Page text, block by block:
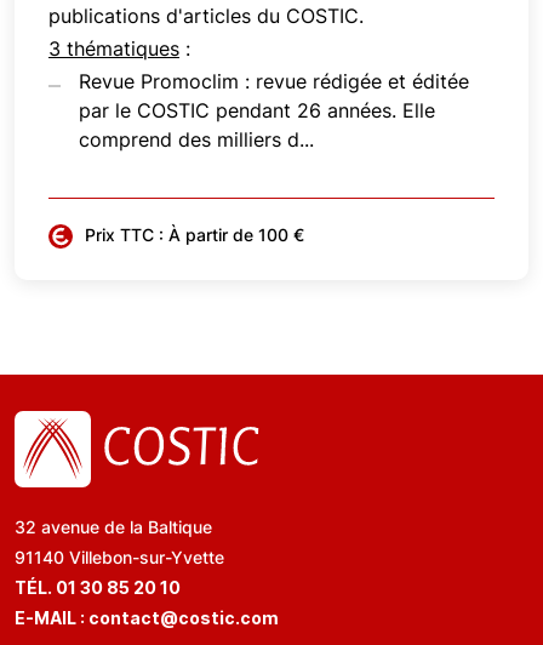
publications d'articles du COSTIC.
3 thématiques :
Revue Promoclim : revue rédigée et éditée
par le COSTIC pendant 26 années. Elle
comprend des milliers d...
Prix TTC : À partir de 100 €
32 avenue de la Baltique
91140 Villebon-sur-Yvette
TÉL. 01 30 85 20 10
E-MAIL : contact@costic.com